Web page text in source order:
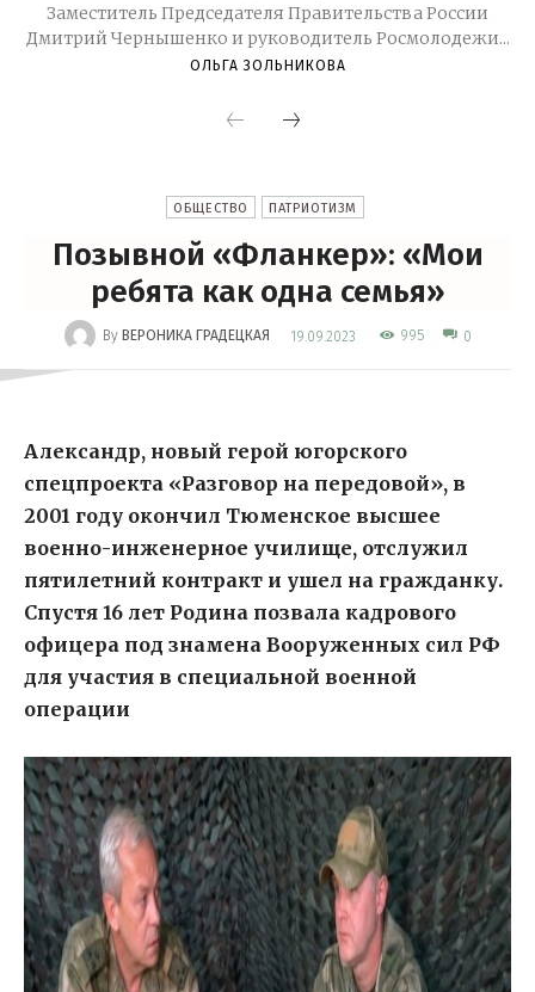
Заместитель Председателя Правительства России
Дмитрий Чернышенко и руководитель Росмолодежи...
ОЛЬГА ЗОЛЬНИКОВА